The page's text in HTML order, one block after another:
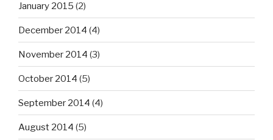
January 2015 (2)
December 2014 (4)
November 2014 (3)
October 2014 (5)
September 2014 (4)
August 2014 (5)